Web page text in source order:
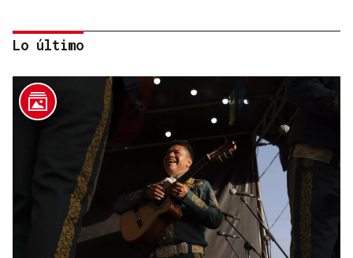
BIOGRAFÍAS
Jesusa Prado López, la fuerza ourensana que
iluminó La Habana
Lo último